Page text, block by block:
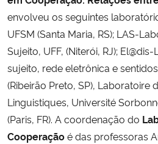
envolveu os seguintes
UFSM (Santa Maria, RS); LAS-
Sujeito, UFF, (Niterói, RJ);
sujeito, rede eletrônica e
(Ribeirão Preto, SP), Laboratoire
Linguistiques, Université
(Paris, FR). A coordenação do
Cooperaçãoé das professoras